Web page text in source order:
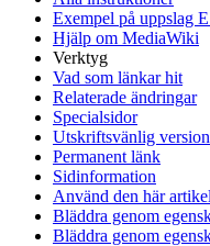
Exempel på uppslag
Hjälp om MediaWiki
Verktyg
Vad som länkar hit
Relaterade ändringar
Specialsidor
Utskriftsvänlig version
Permanent länk
Sidinformation
Använd den här
Bläddra genom
Bläddra genom